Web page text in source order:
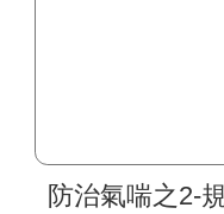
防治氣喘之2-